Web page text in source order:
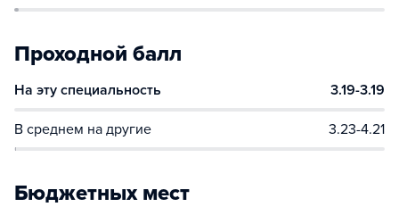
Проходной балл
На эту специальность 3.19-3.19
В среднем на другие 3.23-4.21
Бюджетных мест